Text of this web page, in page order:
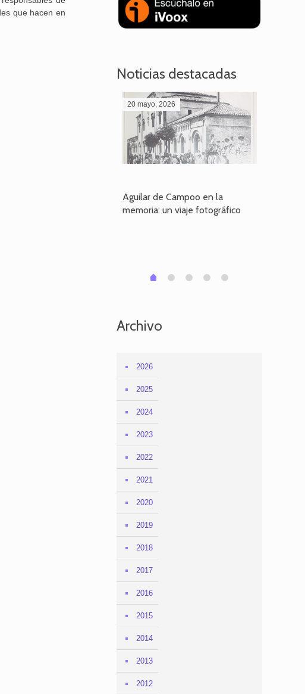
que hacen en
Noticias destacadas
20 mayo, 2026
Aguilar de Campoo en la
memoria: un viaje fotográfico
0 1 2 3 4
Archivo
2026
2025
2024
2023
2022
2021
2020
2019
2018
2017
2016
2015
2014
2013
2012